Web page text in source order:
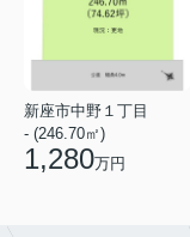
新座市中野１丁目
- (246.70㎡)
1,280万円